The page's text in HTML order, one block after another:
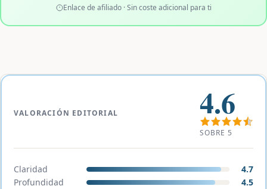
Enlace de afiliado · Sin coste adicional para ti
VALORACIÓN EDITORIAL 4.6
SOBRE 5
Claridad
4.7
Profundidad
4.5